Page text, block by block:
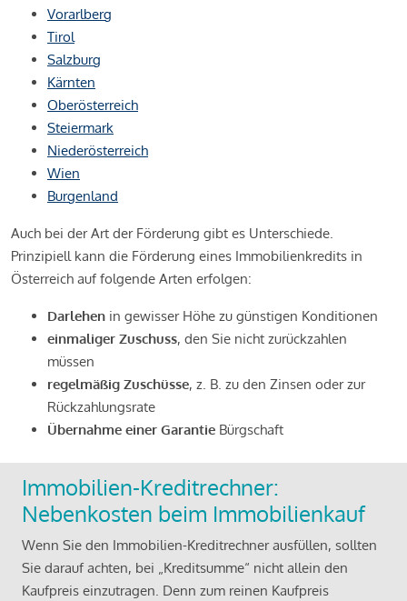
Vorarlberg
Tirol
Salzburg
Kärnten
Oberösterreich
Steiermark
Niederösterreich
Wien
Burgenland
Auch bei der Art der Förderung gibt es Unterschiede.
Prinzipiell kann die Förderung eines Immobilienkredits in
Österreich auf folgende Arten erfolgen:
Darlehen in gewisser Höhe zu günstigen Konditionen
einmaliger Zuschuss, den Sie nicht zurückzahlen
müssen
regelmäßig Zuschüsse, z. B. zu den Zinsen oder zur
Rückzahlungsrate
Übernahme einer Garantie Bürgschaft
Immobilien-Kreditrechner:
Nebenkosten beim Immobilienkauf
Wenn Sie den Immobilien-Kreditrechner ausfüllen, sollten
Sie darauf achten, bei „Kreditsumme“ nicht allein den
Kaufpreis einzutragen. Denn zum reinen Kaufpreis